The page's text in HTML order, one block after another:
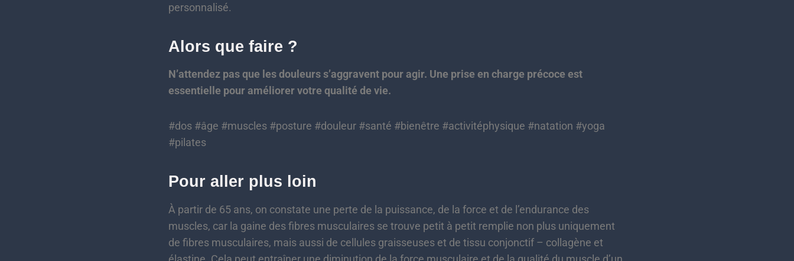
personnalisé.
Alors que faire ?
N’attendez pas que les douleurs s’aggravent pour agir. Une prise en charge précoce est
essentielle pour améliorer votre qualité de vie.
#dos #âge #muscles #posture #douleur #santé #bienêtre #activitéphysique #natation #yoga
#pilates
Pour aller plus loin
À partir de 65 ans, on constate une perte de la puissance, de la force et de l’endurance des
muscles, car la gaine des fibres musculaires se trouve petit à petit remplie non plus uniquement
de fibres musculaires, mais aussi de cellules graisseuses et de tissu conjonctif – collagène et